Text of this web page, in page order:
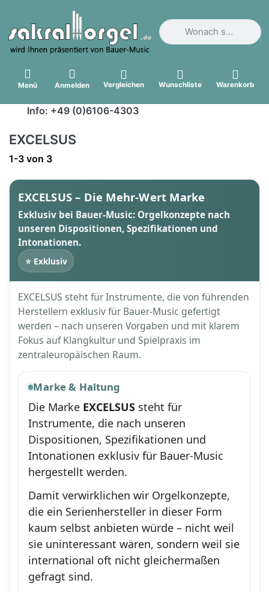
Geben Sie einen
Menü Anmelden Vergleichen Wunschliste Warenkorb
Info: +49 (0)6106-4303
EXCELSUS
Suchergebnisse:
1-3 von 3
EXCELSUS – Die Mehr-Wert Marke
Exklusiv bei Bauer-Music: Orgelkonzepte nach
unseren Dispositionen, Spezifikationen und
Intonationen.
⭐ Exklusiv
EXCELSUS steht für Instrumente, die von führenden
Herstellern exklusiv für Bauer-Music gefertigt
werden – nach unseren Vorgaben und mit klarem
Fokus auf Klangkultur und Spielpraxis im
zentraleuropäischen Raum.
Marke & Haltung
Die Marke EXCELSUSsteht für
Instrumente, die nach unseren
Dispositionen, Spezifikationen und
Intonationen exklusiv für Bauer-Music
hergestellt werden.
Damit verwirklichen wir Orgelkonzepte,
die ein Serienhersteller in dieser Form
kaum selbst anbieten würde – nicht weil
sie uninteressant wären, sondern weil sie
international oft nicht gleichermaßen
gefragt sind.